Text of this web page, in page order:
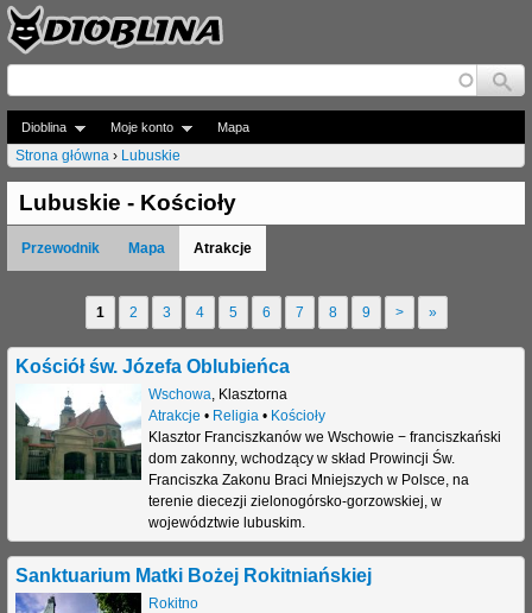
Jump to navigation
Dioblina Moje konto Mapa
J
e
s
ś
t
u
j
Strona główna › Lubuskie
Lubuskie - Kościoły
Przewodnik Mapa Atrakcje
t
o
1 2 3 4 5 6 7 8 9 > »
Kościół św. Józefa Oblubieńca
Wschowa Klasztorna
Atrakcje • Religia • Kościoły
Klasztor Franciszkanów we Wschowie − franciszkański
dom zakonny, wchodzący w skład Prowincji Św.
Franciszka Zakonu Braci Mniejszych w Polsce, na
terenie diecezji zielonogórsko-gorzowskiej, w
województwie lubuskim.
Sanktuarium Matki Bożej Rokitniańskiej
Rokitno